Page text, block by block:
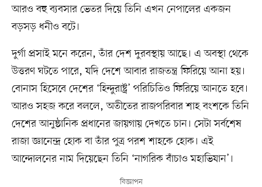
আরও বহু ব্যবসার ভেতর দিয়ে তিনি এখন নেপালের একজন
বড়সড় ধনীও বটে।
দুর্গা প্রসাই মনে করেন, তাঁর দেশ দুরবস্থায় আছে। এ অবস্থা থেকে
উত্তরণ ঘটতে পারে, যদি দেশে আবার রাজতন্ত্র ফিরিয়ে আনা হয়।
বোনাস হিসেবে দেশের ‘হিন্দুরাষ্ট্র’ পরিচিতিও ফিরিয়ে আনতে হবে।
আরও সহজ করে বললে, অতীতের রাজপরিবার শাহ বংশকে তিনি
দেশের আনুষ্ঠানিক প্রধানের জায়গায় দেখতে চান। সেটা সর্বশেষ
রাজা জ্ঞানেন্দ্র হোক বা তাঁর পুত্র পরশ শাহকে হোক। এই
আন্দোলনের নাম দিয়েছেন তিনি ‘নাগরিক বাঁচাও মহাভিযান’।